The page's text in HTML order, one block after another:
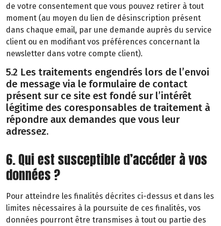
de votre consentement que vous pouvez retirer à tout
moment (au moyen du lien de désinscription présent
dans chaque email, par une demande auprès du service
client ou en modifiant vos préférences concernant la
newsletter dans votre compte client).
5.2 Les traitements engendrés lors de l’envoi
de message via le formulaire de contact
présent sur ce site est fondé sur l’intérêt
légitime des coresponsables de traitement à
répondre aux demandes que vous leur
adressez.
6. Qui est susceptible d’accéder à vos
données ?
Pour atteindre les finalités décrites ci-dessus et dans les
limites nécessaires à la poursuite de ces finalités, vos
données pourront être transmises à tout ou partie des